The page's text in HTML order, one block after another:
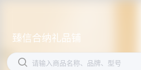
臻信合纳礼品铺
 请输入商品名称、品牌、型号
臻信合纳礼品铺
 请输入商品名称、品牌、型号